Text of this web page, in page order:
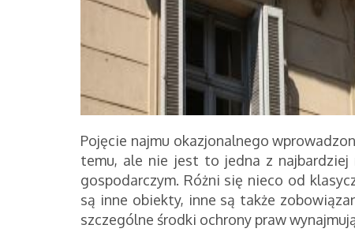
Pojęcie najmu okazjonalnego
temu, ale nie jest to jedna z najbardziej
gospodarczym. Różni się nieco od
są inne obiekty, inne są także
szczególne środki ochrony praw